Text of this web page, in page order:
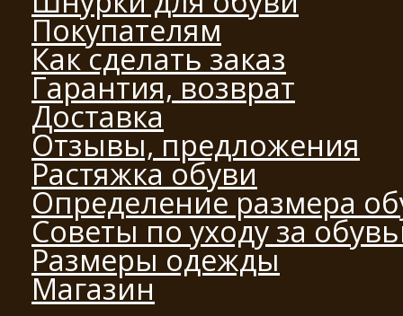
Покупателям
Как сделать заказ
Гарантия, возврат
Доставка
Отзывы, предложения
Растяжка обуви
Определение размера
Советы по уходу за
Размеры одежды
Магазин